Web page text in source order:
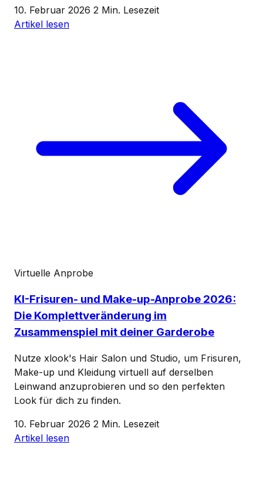
10. Februar 2026 2 Min. Lesezeit
Artikel lesen
Virtuelle Anprobe
KI-Frisuren- und Make-up-Anprobe 2026:
Die Komplettveränderung im
Zusammenspiel mit deiner Garderobe
Nutze xlook's Hair Salon und Studio, um Frisuren,
Make-up und Kleidung virtuell auf derselben
Leinwand anzuprobieren und so den perfekten
Look für dich zu finden.
10. Februar 2026 2 Min. Lesezeit
Artikel lesen